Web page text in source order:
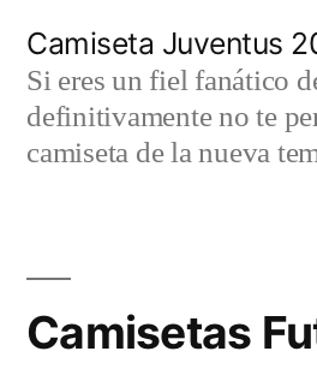
contenido
Camiseta Juventus
Si eres un fiel fanático
definitivamente no te
camiseta de la nueva
Camisetas